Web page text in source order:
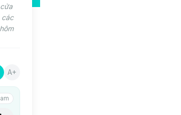
các
A+